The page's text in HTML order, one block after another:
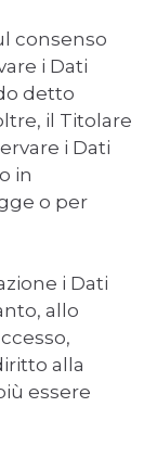
consenso
i Dati
detto
il Titolare
i Dati
in
o per
i Dati
allo
alla
essere